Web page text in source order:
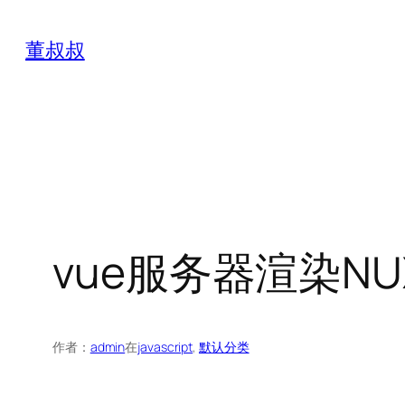
至董叔叔
vue服务器渲染
作者： admin在javascript, 默认分类